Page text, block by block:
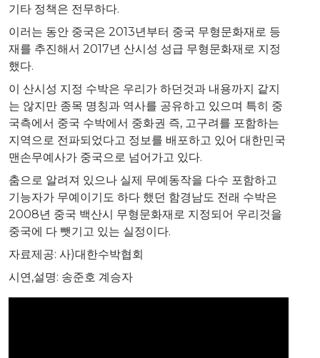
기타 정책은 전무하다.
이러는 동안 중국은 2013년부터 중국 무형문화재로 등
재를 추진해서 2017년 산시성 성급 무형문화재로 지정
했다.
이 산시성 지정 수박은 우리가 하던것과 내용까지 같지
는 않지만 종목 명칭과 역사를 공유하고 있으며 특히 중
국측에서 중국 수박에서 중화권 즉, 고구려를 포함하는
지역으로 전파되었다고 정보를 배포하고 있어 대한민국
맨손무예사가 중국으로 넘어가고 있다.
춤으로 알려져 있으나 실제 무예동작을 다수 포함하고
기능자가 무예이기도 하다 했던 함경남도 전래 수박은
2008년 중국 백산시 무형문화재로 지정되어 우리것을
중국에 다 뺏기고 있는 실정이다.
자료제공: 사)대한수박협회
시연,설명: 송준호 계승자